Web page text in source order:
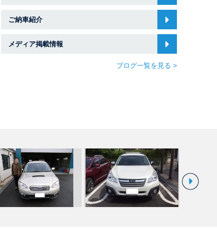
ご納車紹介
メディア掲載情報
ブログ一覧を見る >